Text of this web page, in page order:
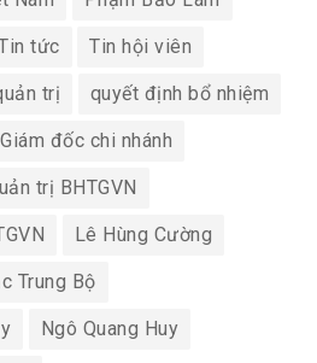
tức Tin hội viên
trị quyết định bổ nhiệm
đốc chi nhánh
trị BHTGVN
Lê Hùng Cường
Trung Bộ
Ngô Quang Huy